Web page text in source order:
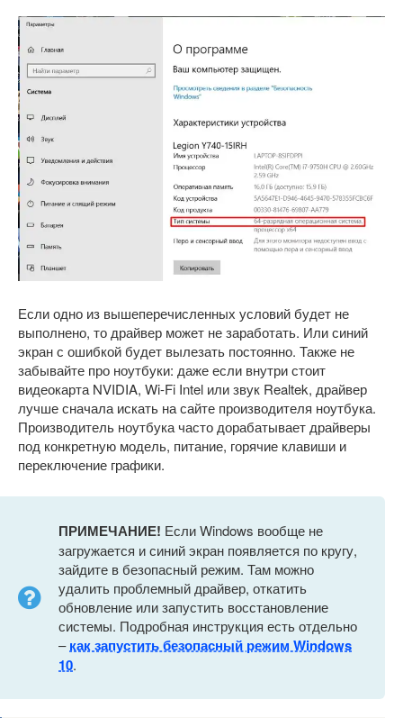
Если одно из вышеперечисленных условий будет не
выполнено, то драйвер может не заработать. Или синий
экран с ошибкой будет вылезать постоянно. Также не
забывайте про ноутбуки: даже если внутри стоит
видеокарта NVIDIA, Wi-Fi Intel или звук Realtek, драйвер
лучше сначала искать на сайте производителя ноутбука.
Производитель ноутбука часто дорабатывает драйверы
под конкретную модель, питание, горячие клавиши и
переключение графики.
ПРИМЕЧАНИЕ! Если Windows вообще не
загружается и синий экран появляется по кругу,
зайдите в безопасный режим. Там можно
удалить проблемный драйвер, откатить
обновление или запустить восстановление
системы. Подробная инструкция есть отдельно
–как запустить безопасный режим Windows
10.